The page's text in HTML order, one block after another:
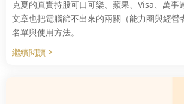
克夏的真實持股可口可樂、蘋果、Visa、萬事
文章也把電腦篩不出來的兩關（能力圈與經營
名單與使用方法。
繼續閱讀 >